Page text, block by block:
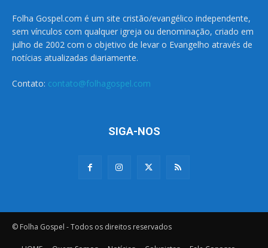
Folha Gospel.com é um site cristão/evangélico independente,
sem vínculos com qualquer igreja ou denominação, criado em
julho de 2002 com o objetivo de levar o Evangelho através de
notícias atualizadas diariamente.
Contato: contato@folhagospel.com
SIGA-NOS
© Folha Gospel - Todos os direitos reservados